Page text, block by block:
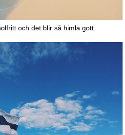
och det blir så himla gott.